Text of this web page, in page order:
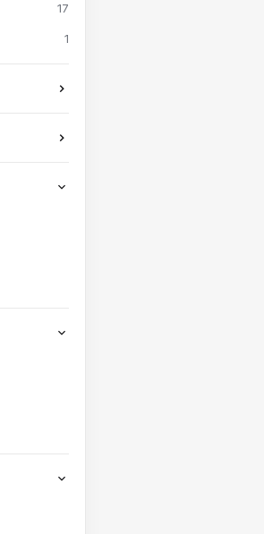
17
1